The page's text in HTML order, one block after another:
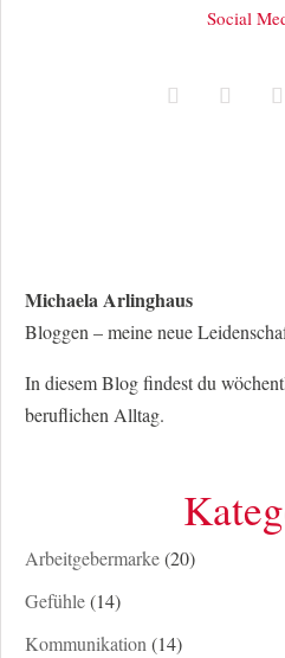
Social
Michaela Arlinghaus
Bloggen – meine neue
In diesem Blog findest du
beruflichen Alltag.
Arbeitgebermarke(20)
Gefühle(14)
Kommunikation (14)